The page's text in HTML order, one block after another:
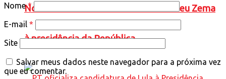
Novo oficializa a candidatura de Romeu Zema
à presidência da República
Nome*
E-mail *
Site
Salvar meus dados neste navegador para a próxima vez
que eu comentar.